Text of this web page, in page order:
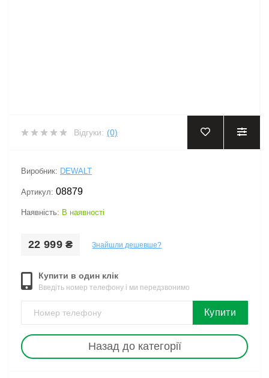
‹ ›
Відгуки: (0)
Виробник: DEWALT
Артикул: 08879
Наявність: В наявності
22 999 ₴ Знайшли дешевше?
Купити в один клік
Введіть номер телефону і ми передзвонимо
Купити
Назад до категорії